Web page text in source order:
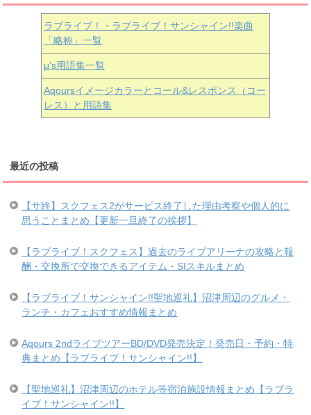
ラブライブ！・ラブライブ！サンシャイン!!楽曲
「略称」一覧
μ’s用語集一覧
Aqoursイメージカラーとコール&レスポンス（コー
レス）と用語集
最近の投稿
【サ終】スクフェス2がサービス終了した理由考察や個人的に
思うことまとめ【更新一旦終了の挨拶】
【ラブライブ！スクフェス】過去のライブアリーナの攻略と報
酬・交換所で交換できるアイテム・SIスキルまとめ
【ラブライブ！サンシャイン!!聖地巡礼】沼津周辺のグルメ・
ランチ・カフェおすすめ情報まとめ
Aqours 2ndライブツアーBD/DVD発売決定！発売日・予約・特
典まとめ【ラブライブ！サンシャイン!!】
【聖地巡礼】沼津周辺のホテル等宿泊施設情報まとめ【ラブラ
イブ！サンシャイン!!】